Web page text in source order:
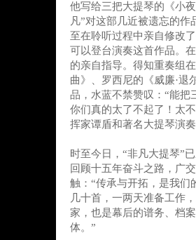
他写给三把大提琴的《小
凡”对这部几近被遗忘的
至在聆听过程中亲自修改
可以登台演奏这首作品。
的亲自指导。得知重奏组
曲》、罗西尼的《威廉·退
品，水蓝不禁赞叹：“能把
你们真的太了不起了！太
挥家谭盾和著名大提琴演
时至今日，“非凡大提琴”
回顾十五年奋斗之路，广
触：“传承与开拓，是我们
几十首，一两天准备工作
家，也是幕后的谱务、档
体。”